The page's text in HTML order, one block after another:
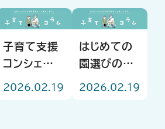
子育て支援
コンシェルジ
2026.02.19
はじめての
園選びの心
2026.02.19